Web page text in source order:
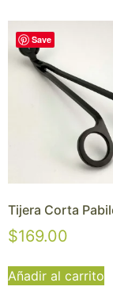
Save
Tijera Corta
$169.00
Añadir al carrito